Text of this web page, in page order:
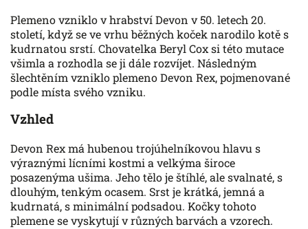
Plemeno vzniklo v hrabství Devon v 50. letech 20.
století, když se ve vrhu běžných koček narodilo kotě s
kudrnatou srstí. Chovatelka Beryl Cox si této mutace
všimla a rozhodla se ji dále rozvíjet. Následným
šlechtěním vzniklo plemeno Devon Rex, pojmenované
podle místa svého vzniku.
Vzhled
Devon Rex má hubenou trojúhelníkovou hlavu s
výraznými lícními kostmi a velkýma široce
posazenýma ušima. Jeho tělo je štíhlé, ale svalnaté, s
dlouhým, tenkým ocasem. Srst je krátká, jemná a
kudrnatá, s minimální podsadou. Kočky tohoto
plemene se vyskytují v různých barvách a vzorech.